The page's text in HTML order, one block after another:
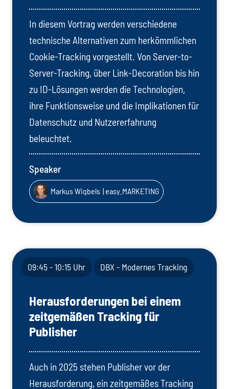
In diesem Vortrag werden verschiedene
technische Alternativen zum herkömmlichen
Cookie-Tracking vorgestellt. Von Server-to-
Server-Tracking, über Link-Decoration bis hin
zu ID-Lösungen werden die Technologien,
ihre Funktionsweise und die Implikationen für
Datenschutz und Nutzererfahrung
beleuchtet.
Speaker
Markus Wigbels | easy.MARKETING
09:45 - 10:15 Uhr DBX - Modernes Tracking
Herausforderungen bei einem
zeitgemäßen Tracking für
Publisher
Auch in 2025 stehen Publisher vor der
Herausforderung, ein zeitgemäßes Tracking